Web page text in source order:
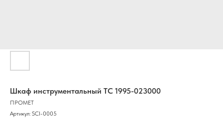
Шкаф инструментальный ТС 1995-023000
ПРОМЕТ
Артикул: SCI-0005